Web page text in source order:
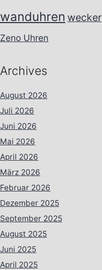
wanduhren wecker
Zeno Uhren
Archives
August 2026
Juli 2026
Juni 2026
Mai 2026
April 2026
März 2026
Februar 2026
Dezember 2025
September 2025
August 2025
Juni 2025
April 2025